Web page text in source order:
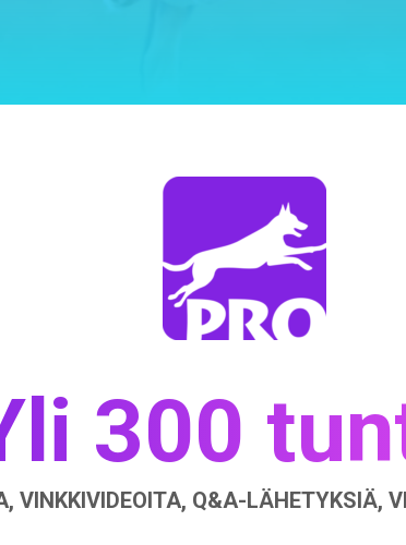
300
VINKKIVIDEOITA, Q&A-LÄHETYKSIÄ,